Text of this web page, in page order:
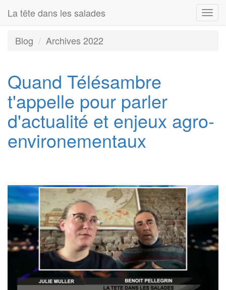
La tête dans les salades
Blog Archives 2022
Quand Télésambre
t'appelle pour parler
d'actualité et enjeux agro-
environementaux